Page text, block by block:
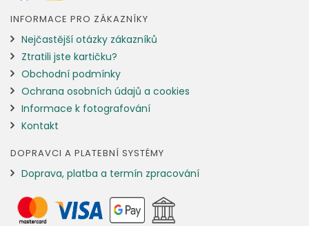
INFORMACE PRO ZÁKAZNÍKY
Nejčastější otázky zákazníků
Ztratili jste kartičku?
Obchodní podmínky
Ochrana osobních údajů a cookies
Informace k fotografování
Kontakt
DOPRAVCI A PLATEBNÍ SYSTÉMY
Doprava, platba a termín zpracování